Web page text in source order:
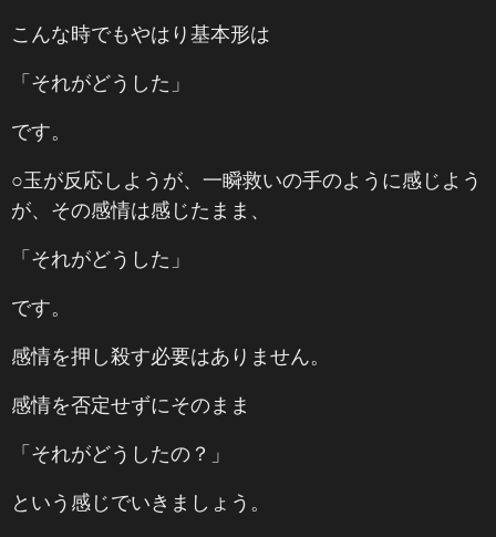
こんな時でもやはり基本形は
「それがどうした」
です。
○玉が反応しようが、一瞬救いの手のように感じよう
が、その感情は感じたまま、
「それがどうした」
です。
感情を押し殺す必要はありません。
感情を否定せずにそのまま
「それがどうしたの？」
という感じでいきましょう。